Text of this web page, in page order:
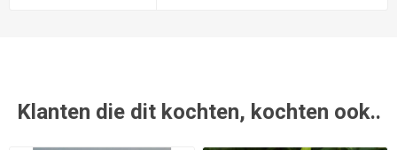
Klanten die dit kochten, kochten ook..